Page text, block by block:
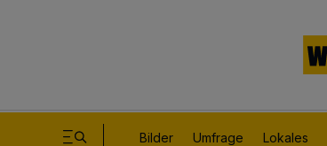
Bilder Umfrage Lokales